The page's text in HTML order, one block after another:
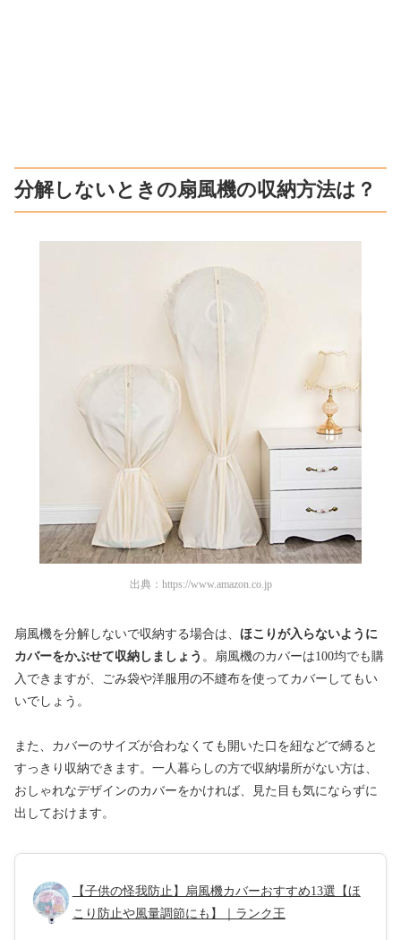
分解しないときの扇風機の収納方法は？
出典： https://www.amazon.co.jp
扇風機を分解しないで収納する場合は、 ほこりが入らないように
カバーをかぶせて収納しましょう 。扇風機のカバーは100均でも購
入できますが、ごみ袋や洋服用の不縫布を使ってカバーしてもい
いでしょう。
また、カバーのサイズが合わなくても開いた口を紐などで縛ると
すっきり収納できます。一人暮らしの方で収納場所がない方は、
おしゃれなデザインのカバーをかければ、見た目も気にならずに
出しておけます。
【子供の怪我防止】扇風機カバーおすすめ13選【ほ
こり防止や風量調節にも】｜ランク王